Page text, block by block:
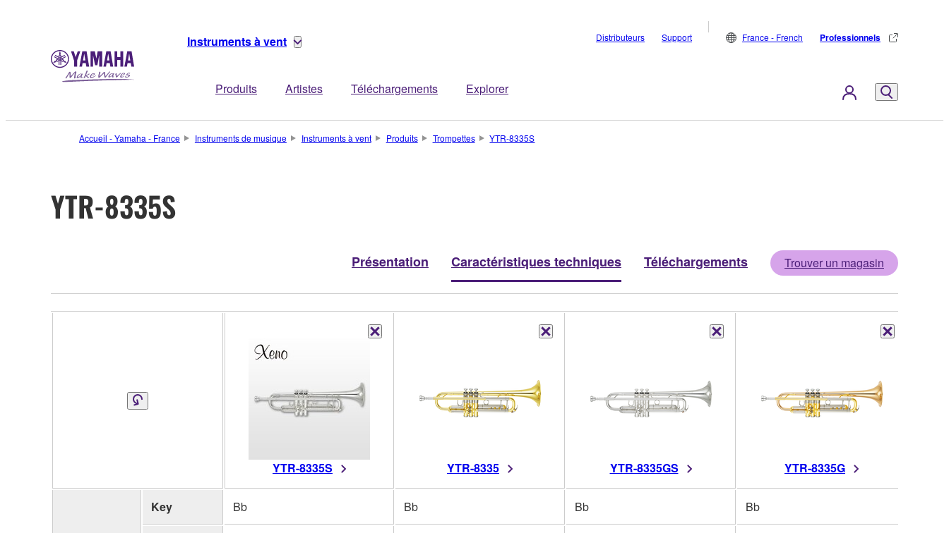
Instruments à vent
Produits Artistes Téléchargements Explorer
Distributeurs Support France - French Professionnels
Accueil - Yamaha - France Instruments de musique Instruments à vent Produits Trompettes YTR-8335S
YTR-8335S
Présentation Caractéristiques techniques Téléchargements Trouver un magasin
YTR-8335S YTR-8335 YTR-8335GS YTR-8335G
Key Bb Bb Bb Bb